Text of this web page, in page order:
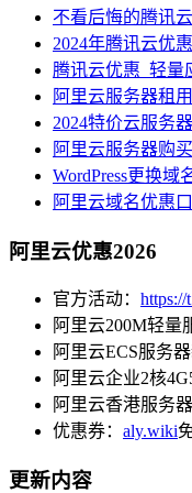
不看后悔的腾讯
2024年腾讯云优
腾讯云优惠_轻量
阿里云服务器租
2024特价云服务
阿里云服务器购
WordPress更换
阿里云域名优惠
阿里云优惠2026
官方活动：
阿里云200M轻量
阿里云ECS服务
阿里云企业2核
阿里云香港服务
优惠券： aly.wiki
更新内容